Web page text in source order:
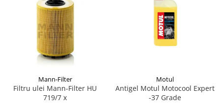
Mann-Filter
Filtru ulei Mann-Filter HU
719/7 x
Motul
Antigel Motul Motocool Expert
-37 Grade